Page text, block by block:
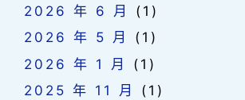
2026 年 6 月
(1)
2026 年 5 月
(1)
2026 年 1 月
(1)
2025 年 11 月
(1)